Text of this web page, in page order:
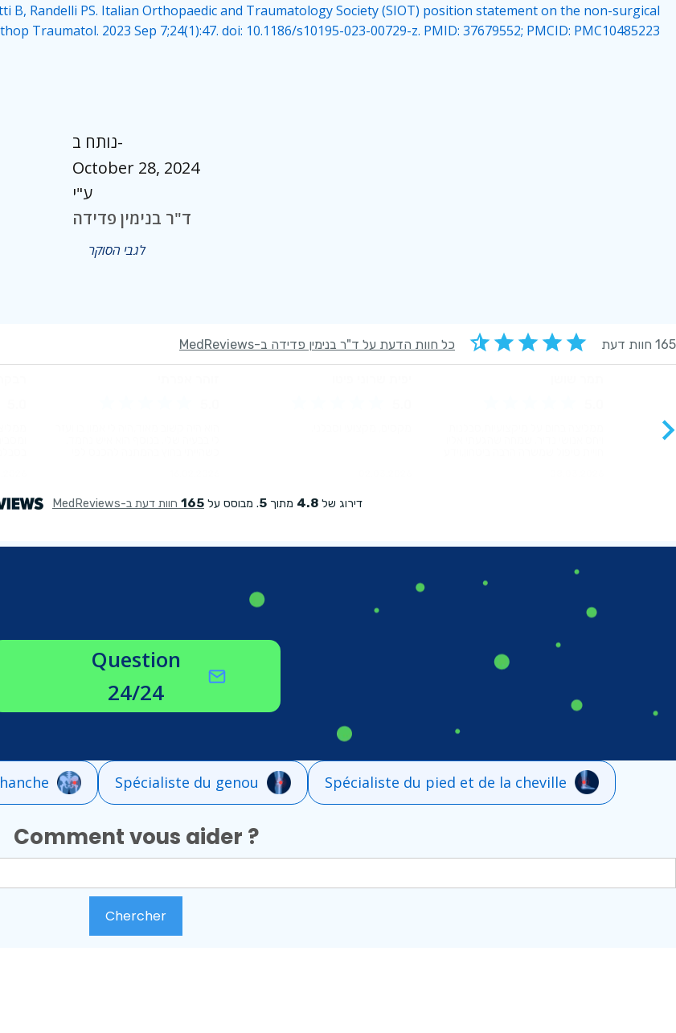
B, Randelli PS. Italian Orthopaedic and Traumatology Society (SIOT) position statement on the non-surgical
Traumatol. 2023 Sep 7;24(1):47. doi: 10.1186/s10195-023-00729-z. PMID: 37679552; PMCID: PMC10485223.
נותח ב-
October 28, 2024
ע"י
ד"ר בנימין פדידה
לגבי הסוקר
Question
24/24
Spécialiste du genou Spécialiste du pied et de la cheville
Comment vous aider ?